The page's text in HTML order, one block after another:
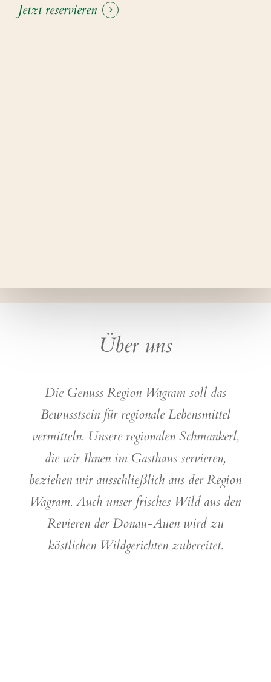
Jetzt reservieren
Über uns
Die Genuss Region Wagram soll das
Bewusstsein für regionale Lebensmittel
vermitteln. Unsere regionalen Schmankerl,
die wir Ihnen im Gasthaus servieren,
beziehen wir ausschließlich aus der Region
Wagram. Auch unser frisches Wild aus den
Revieren der Donau-Auen wird zu
köstlichen Wildgerichten zubereitet.